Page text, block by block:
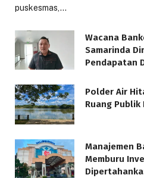
puskesmas,…
Wacana
Samarinda
Pendapatan
Polder Air
Ruang
Manajemen
Memburu